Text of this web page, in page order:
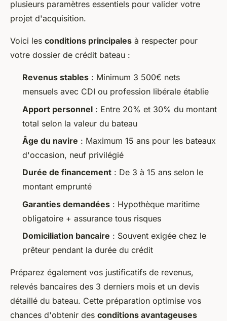
plusieurs paramètres essentiels pour valider votre
projet d'acquisition.
Voici les conditions principales à respecter pour
votre dossier de crédit bateau :
Revenus stables : Minimum 3 500€ nets
mensuels avec CDI ou profession libérale établie
Apport personnel : Entre 20% et 30% du montant
total selon la valeur du bateau
Âge du navire : Maximum 15 ans pour les bateaux
d'occasion, neuf privilégié
Durée de financement : De 3 à 15 ans selon le
montant emprunté
Garanties demandées : Hypothèque maritime
obligatoire + assurance tous risques
Domiciliation bancaire : Souvent exigée chez le
prêteur pendant la durée du crédit
Préparez également vos justificatifs de revenus,
relevés bancaires des 3 derniers mois et un devis
détaillé du bateau. Cette préparation optimise vos
chances d'obtenir des conditions avantageuses